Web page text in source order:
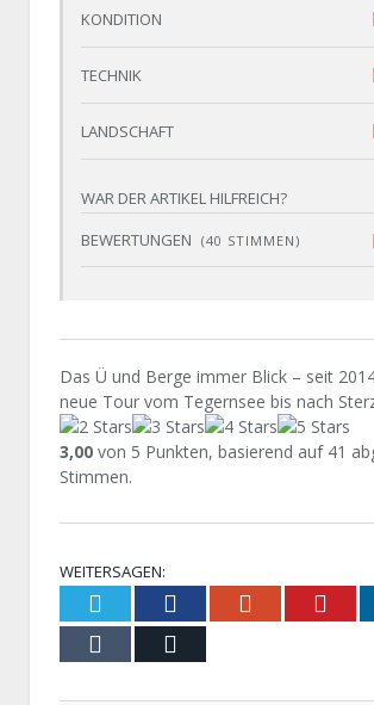
KONDITION
TECHNIK
LANDSCHAFT
WAR DER ARTIKEL HILFREICH?
BEWERTUNGEN (40 STIMMEN)
Das Ü und Berge immer Blick – seit
neue Tour vom Tegernsee bis nach
3,00 von 5 Punkten, basierend auf 41
Stimmen.
WEITERSAGEN:
Twitter Facebook Google+
Tumblr